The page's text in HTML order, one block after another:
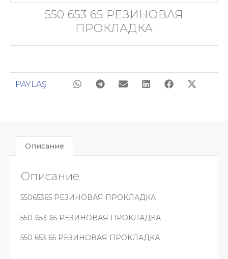
550 653 65 РЕЗИНОВАЯ
ПРОКЛАДКА
PAYLAŞ
Описание
Описание
55065365 РЕЗИНОВАЯ ПРОКЛАДКА
550-653-65 РЕЗИНОВАЯ ПРОКЛАДКА
550 653 65 РЕЗИНОВАЯ ПРОКЛАДКА